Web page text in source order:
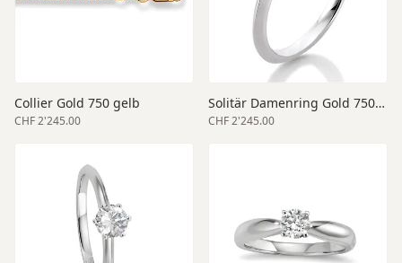
Collier Gold 750 gelb
CHF 2'245.00
Solitär Damenring Gold 750 weiss
CHF 2'245.00